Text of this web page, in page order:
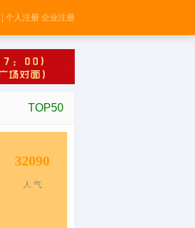
个人注册 企业注册
TOP50
32090
人 气